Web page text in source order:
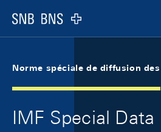
Logo
Norme spéciale de diffusion
IMF Special Data